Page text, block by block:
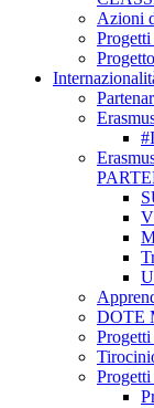
Azioni
DOTE